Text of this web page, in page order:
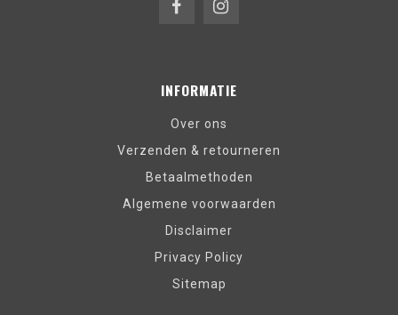
INFORMATIE
Over ons
Verzenden & retourneren
Betaalmethoden
Algemene voorwaarden
Disclaimer
Privacy Policy
Sitemap